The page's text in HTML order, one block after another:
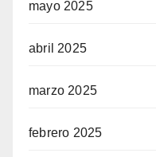
mayo 2025
abril 2025
marzo 2025
febrero 2025